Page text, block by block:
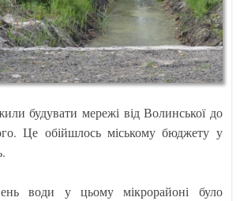
будувати мережі від Волинської до
Це обійшлось міському бюджету у
води у цьому мікрорайоні було